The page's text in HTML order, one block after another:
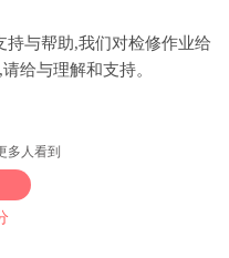
持与帮助,我们对检修作业给
给与理解和支持。
多人看到